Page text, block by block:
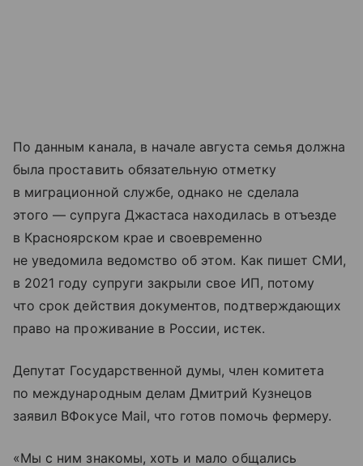
По данным канала, в начале августа семья должна
была проставить обязательную отметку
в миграционной службе, однако не сделала
этого — супруга Джастаса находилась в отъезде
в Красноярском крае и своевременно
не уведомила ведомство об этом. Как пишет СМИ,
в 2021 году супруги закрыли свое ИП, потому
что срок действия документов, подтверждающих
право на проживание в России, истек.
Депутат Государственной думы, член комитета
по международным делам Дмитрий Кузнецов
заявил ВФокусе Mail, что готов помочь фермеру.
«Мы с ним знакомы, хоть и мало общались